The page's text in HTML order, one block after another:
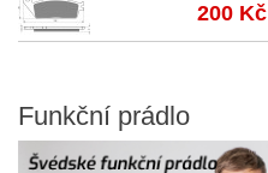
200 Kč
Funkční prádlo